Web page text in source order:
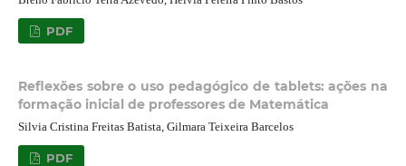
PDF
Reflexões sobre o uso pedagógico de tablets: ações na
formação inicial de professores de Matemática
Silvia Cristina Freitas Batista, Gilmara Teixeira Barcelos
PDF